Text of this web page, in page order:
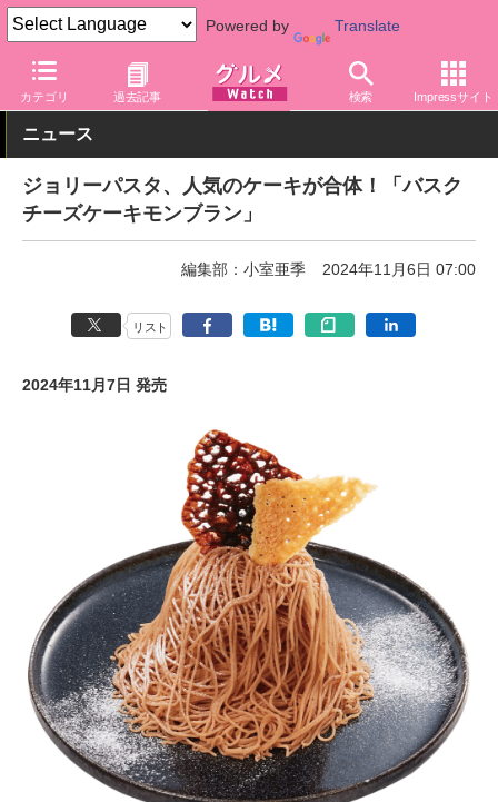
Powered by Translate
カテゴリ 過去記事 検索 Impressサイト
グルメ Watch 店舗 レストラン ジョリーパスタ
ニュース
ジョリーパスタ、人気のケーキが合体！「バスク
チーズケーキモンブラン」
編集部：小室亜季 2024年11月6日 07:00
リスト
2024年11月7日 発売